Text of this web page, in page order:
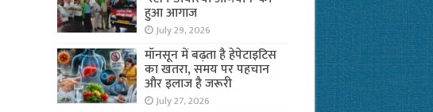
हुआ आगाज
July 29, 2026
मॉनसून में बढ़ता है हेपेटाइटिस
का खतरा, समय पर पहचान
और इलाज है जरूरी
July 27, 2026